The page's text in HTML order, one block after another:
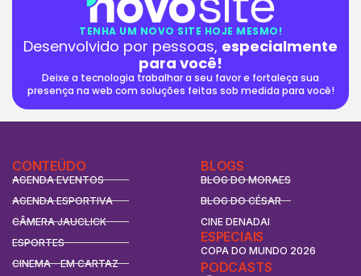
TENHA UM NOVO SITE HOJE MESMO!
Desenvolvido por pessoas, especialmente
para você!
Deixe a tecnologia trabalhar a seu favor e fortaleça sua
presença na web com soluções feitas sob medida para você!
CONTEÚDO
AGENDA EVENTOS
AGENDA ESPORTIVA
CÂMERA JAUCLICK
ESPORTES
CINEMA - EM CARTAZ
BLOGS
BLOG DO MORAES
BLOG DO CÉSAR
CINE DENADAI
ESPECIAIS
COPA DO MUNDO 2026
PODCASTS